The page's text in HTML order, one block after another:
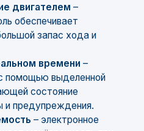
двигателем –
обеспечивает
запас хода и
времени –
помощью выделенной
состояние
и предупреждения.
– электронное